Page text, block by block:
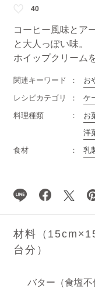
40
コーヒー風味とア
と大人っぽい味。
ホイップクリーム
関連キーワード お
レシピカテゴリ
ケ
料理種類
お
洋
食材
乳
材料（
台分）
バター（食塩